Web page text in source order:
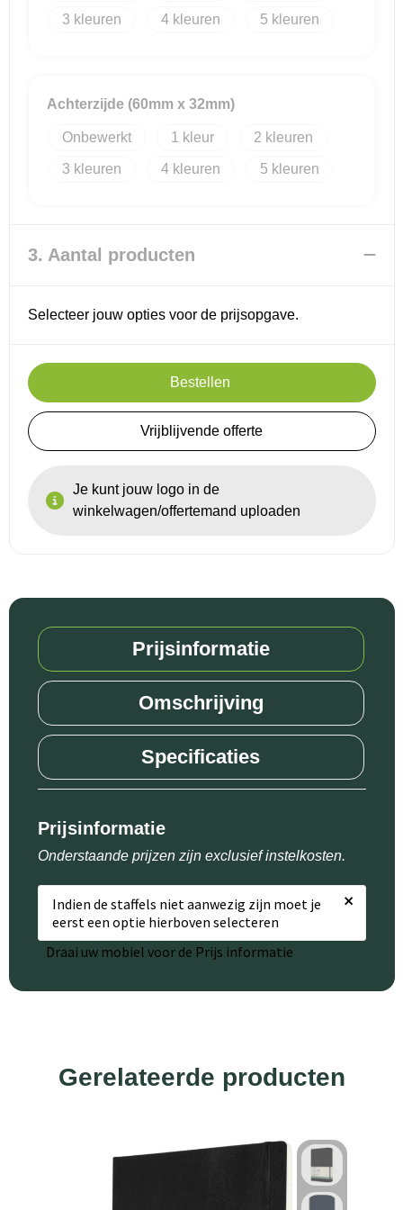
3 4 5
Achterzijde (60mm x 32mm)
Onbewerkt 1 2
3 4 5
3. Aantal producten
Selecteer jouw opties voor de prijsopgave.
Bestellen
Vrijblijvende offerte
Je kunt jouw logo in de
winkelwagen/offertemand uploaden
Prijsinformatie
Omschrijving
Specificaties
Prijsinformatie
Onderstaande prijzen zijn exclusief instelkosten.
Indien de staffels niet aanwezig zijn moet je
eerst een optie hierboven selecteren
×
Draai uw mobiel voor de Prijs informatie
Gerelateerde producten